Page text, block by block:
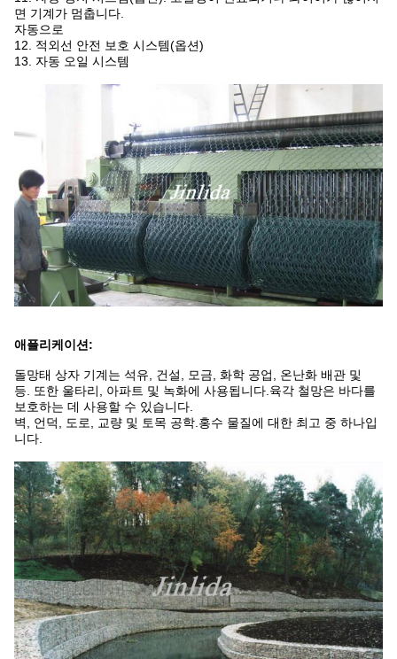
면 기계가 멈춥니다.
자동으로
12. 적외선 안전 보호 시스템(옵션)
13. 자동 오일 시스템
애플리케이션:
돌망태 상자 기계는 석유, 건설, 모금, 화학 공업, 온난화 배관 및
등. 또한 울타리, 아파트 및 녹화에 사용됩니다.육각 철망은 바다를
보호하는 데 사용할 수 있습니다.
벽, 언덕, 도로, 교량 및 토목 공학.홍수 물질에 대한 최고 중 하나입
니다.